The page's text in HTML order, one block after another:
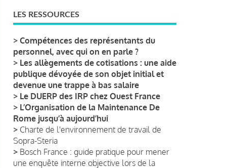
LES RESSOURCES
> Compétences des représentants du
personnel, avec qui on en parle ?
> Les allègements de cotisations : une aide
publique dévoyée de son objet initial et
devenue une trappe à bas salaire
> Le DUERP des IRP chez Ouest France
> L’Organisation de la Maintenance De
Rome jusqu’à aujourd’hui
> Charte de l'environnement de travail de
Sopra-Steria
> Bosch France : guide pratique pour mener
une enquête interne objective lors de la